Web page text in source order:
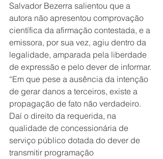
Salvador Bezerra salientou que a
autora não apresentou comprovação
científica da afirmação contestada, e a
emissora, por sua vez, agiu dentro da
legalidade, amparada pela liberdade
de expressão e pelo dever de informar.
“Em que pese a ausência da intenção
de gerar danos a terceiros, existe a
propagação de fato não verdadeiro.
Daí o direito da requerida, na
qualidade de concessionária de
serviço público dotada do dever de
transmitir programação